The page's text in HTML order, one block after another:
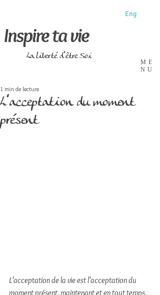
Inspire ta vie
La liberté d'être Soi
ME
NU
Eng
L’acceptation du moment
présent
1 min de lecture
L’acceptation de la vie est l’acceptation du
moment présent, maintenant et en tout temps.